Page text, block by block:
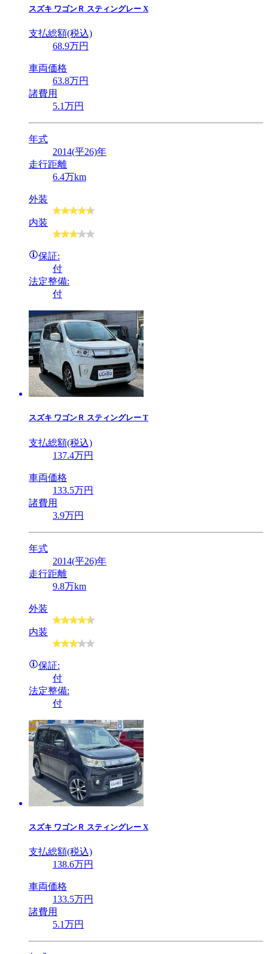
スズキ ワゴンＲ スティングレー X
支払総額(税込)
68.9万円
車両価格
63.8万円
諸費用
5.1万円
年式
2014(平26)年
走行距離
6.4万km
外装
内装
保証:
付
法定整備:
付
スズキ ワゴンＲ スティングレー T
支払総額(税込)
137.4万円
車両価格
133.5万円
諸費用
3.9万円
年式
2014(平26)年
走行距離
9.8万km
外装
内装
保証:
付
法定整備:
付
スズキ ワゴンＲ スティングレー X
支払総額(税込)
138.6万円
車両価格
133.5万円
諸費用
5.1万円